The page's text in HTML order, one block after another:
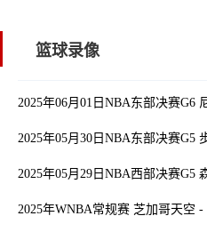
篮球录像
2025年06月01日NBA东部决赛G6
2025年05月30日NBA东部决赛G5
2025年05月29日NBA西部决赛G5
2025年WNBA常规赛 芝加哥天空 -